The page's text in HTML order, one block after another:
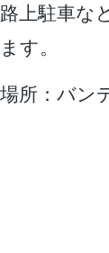
路上駐車な
ます。
場所：バン